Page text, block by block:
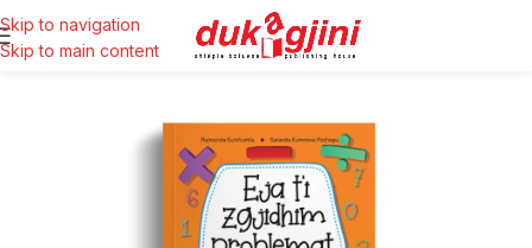
Skip to navigation
Skip to main content